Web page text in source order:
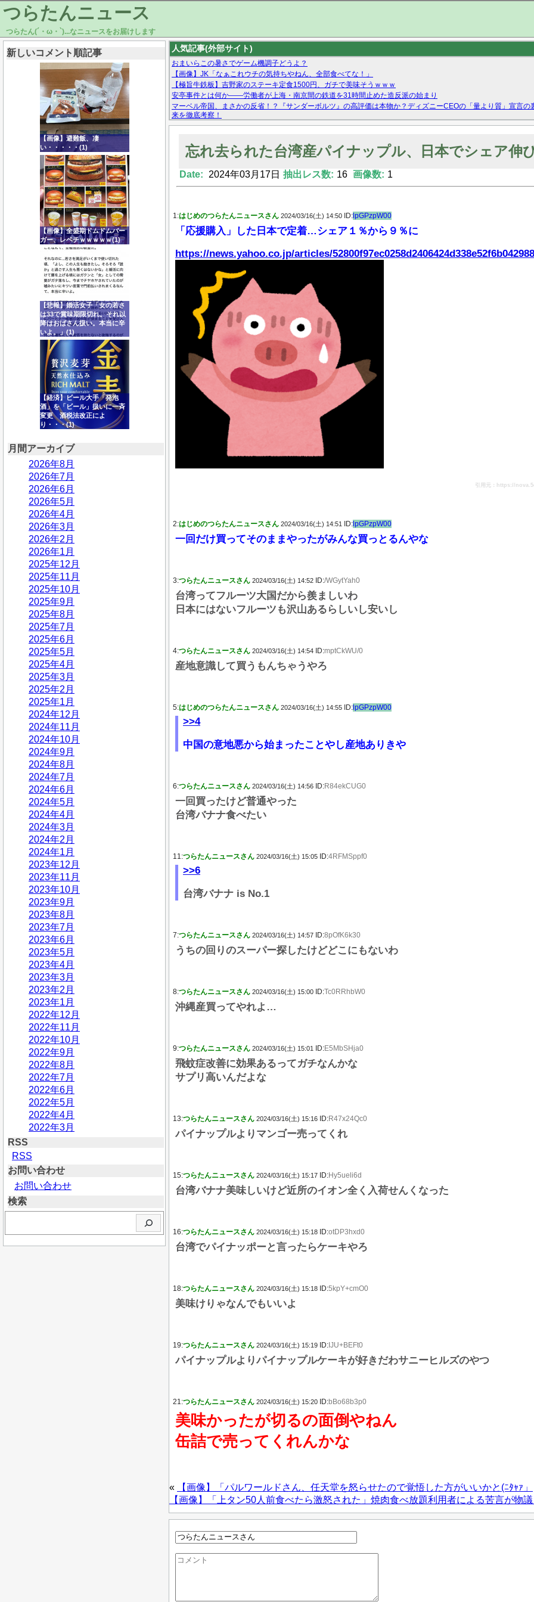
つらたんニュース
つらたん(´・ω・`)...なニュースをお届けします
新しいコメント順記事
【画像】避難飯、凄
い・・・・・(1)
【画像】全盛期ドムドムバー
ガー、レベチｗｗｗｗｗ(1)
【悲報】婚活女子「女の若さ
は33で賞味期限切れ。それ以
降はおばさん扱い。本当に辛
いよ。」(1)
【経済】ビール大手「発泡
酒」を「ビール」扱いに一斉
変更 酒税法改正によ
り・・・(1)
月間アーカイブ
2026年8月
2026年7月
2026年6月
2026年5月
2026年4月
2026年3月
2026年2月
2026年1月
2025年12月
2025年11月
2025年10月
2025年9月
2025年8月
2025年7月
2025年6月
2025年5月
2025年4月
2025年3月
2025年2月
2025年1月
2024年12月
2024年11月
2024年10月
2024年9月
2024年8月
2024年7月
2024年6月
2024年5月
2024年4月
2024年3月
2024年2月
2024年1月
2023年12月
2023年11月
2023年10月
2023年9月
2023年8月
2023年7月
2023年6月
2023年5月
2023年4月
2023年3月
2023年2月
2023年1月
2022年12月
2022年11月
2022年10月
2022年9月
2022年8月
2022年7月
2022年6月
2022年5月
2022年4月
2022年3月
RSS
RSS
お問い合わせ
お問い合わせ
検索
人気記事(外部サイト)
おまいらこの暑さでゲーム機調子どうよ？
【画像】JK「なぁこれウチの気持ちやねん、全部食べてな！」
【極旨牛鉄板】吉野家のステーキ定食1500円、ガチで美味そうｗｗｗ
安亭事件とは何か——労働者が上海・南京間の鉄道を31時間止めた造反派の始まり
マーベル帝国、まさかの反省！？『サンダーボルツ』の高評価は本物か？ディズニーCEOの「量より質」宣言
来を徹底考察！
【モー娘。石田亜佑美】ファーストテイク出演も新規獲得ならず？北川莉央が1位に
忘れ去られた台湾産パイナップル、日本でシェア伸
Date: 2024年03月17日 抽出レス数: 16 画像数: 1
1:はじめのつらたんニュースさん 2024/03/16(土) 14:50 ID: lpGPzpW00
「応援購入」した日本で定着…シェア１％から９％に
https://news.yahoo.co.jp/articles/
引用元：https://
2:はじめのつらたんニュースさん 2024/03/16(土) 14:51 ID: lpGPzpW00
一回だけ買ってそのままやったがみんな買っとるんやな
3:つらたんニュースさん 2024/03/16(土) 14:52 ID:/WGytYah0
台湾ってフルーツ大国だから羨ましいわ
日本にはないフルーツも沢山あるらしいし安いし
4:つらたんニュースさん 2024/03/16(土) 14:54 ID:mptCkWU/0
産地意識して買うもんちゃうやろ
5:はじめのつらたんニュースさん 2024/03/16(土) 14:55 ID: lpGPzpW00
>>4
中国の意地悪から始まったことやし産地ありきや
6:つらたんニュースさん 2024/03/16(土) 14:56 ID:R84ekCUG0
一回買ったけど普通やった
台湾バナナ食べたい
11:つらたんニュースさん 2024/03/16(土) 15:05 ID:4RFMSppf0
>>6
台湾バナナ is No.1
7:つらたんニュースさん 2024/03/16(土) 14:57 ID:8pOfK6k30
うちの回りのスーパー探したけどどこにもないわ
8:つらたんニュースさん 2024/03/16(土) 15:00 ID:Tc0RRhbW0
沖縄産買ってやれよ…
9:つらたんニュースさん 2024/03/16(土) 15:01 ID:E5MbSHja0
飛蚊症改善に効果あるってガチなんかな
サプリ高いんだよな
13:つらたんニュースさん 2024/03/16(土) 15:16 ID:R47x24Qc0
パイナップルよりマンゴー売ってくれ
15:つらたんニュースさん 2024/03/16(土) 15:17 ID:Hy5ueli6d
台湾バナナ美味しいけど近所のイオン全く入荷せんくなった
16:つらたんニュースさん 2024/03/16(土) 15:18 ID:otDP3hxd0
台湾でパイナッポーと言ったらケーキやろ
18:つらたんニュースさん 2024/03/16(土) 15:18 ID:5kpY+cmO0
美味けりゃなんでもいいよ
19:つらたんニュースさん 2024/03/16(土) 15:19 ID: IJU+BEFt0
パイナップルよりパイナップルケーキが好きだわサニーヒルズのやつ
21:つらたんニュースさん 2024/03/16(土) 15:20 ID:bBo68b3p0
美味かったが切るの面倒やねん
缶詰で売ってくれんかな
«
【画像】「パルワールドさん、任天堂を怒らせたので覚悟した方がいいかと(ﾆﾀｬｧ」
【画像】「上タン50人前食べたら激怒された」焼肉食べ放題利用者による苦言が物議